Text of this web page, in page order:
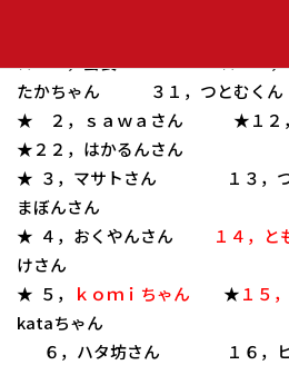
★ １，会長 ★１１，ハ
たかちゃん ３１，つとむくん
★ ２，ｓａｗａさん ★１２
★２２，はかるんさん
★ ３，マサトさん １３，
まぼんさん
★ ４，おくやんさん
１４，と
けさん
★ ５，
ｋｏｍｉちゃん ★１５
kataちゃん
６，ハタ坊さん １６，